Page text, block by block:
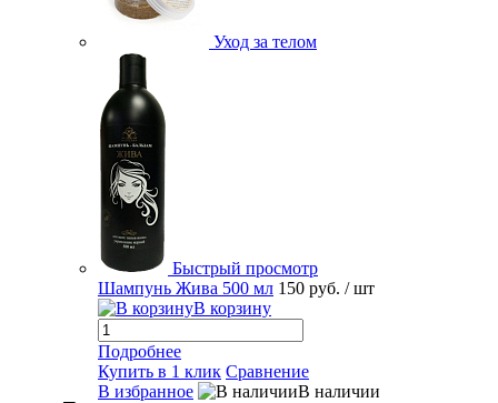
Уход за телом
Быстрый просмотр
Шампунь Жива 500 мл 150 руб. / шт
В корзину
Подробнее
Купить в 1 клик Сравнение
В избранное
В наличии